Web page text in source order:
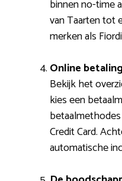
binnen no-time
van Taarten tot
merken als
Online betaling
Bekijk het
kies een
betaalmethodes
Credit Card.
automatische